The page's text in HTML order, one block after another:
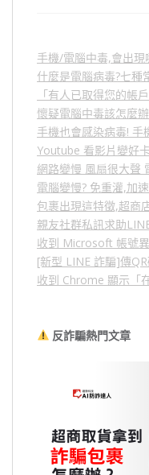
手機/電腦中毒,會出現
什麼是電腦病毒?七種
「有人已取得您的帳
懷疑電腦中毒該怎麼
手機也會感染病毒! 手
Youtube 看影片變好
網路變慢 風扇很大聲
電腦變慢? 免重灌,加
包裹出現這特徵,超商
親友社群私訊求助
收到 Microsoft 帳號
[新型 LINE 詐騙]傳
收到 Chrome 顯示「
反詐騙熱門文章